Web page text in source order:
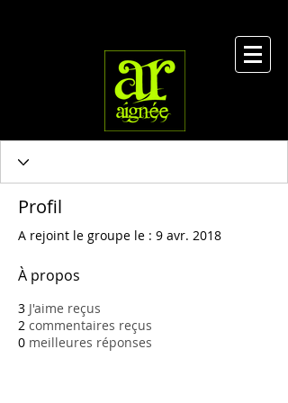
Profil
A rejoint le groupe le : 9 avr. 2018
À propos
3 J'aime reçus
2 commentaires reçus
0 meilleures réponses